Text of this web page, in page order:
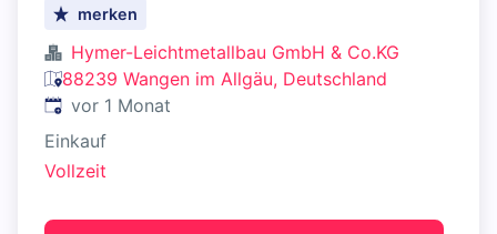
merken
Hymer-Leichtmetallbau GmbH & Co.KG
88239 Wangen im Allgäu, Deutschland
Veröffentlicht:
vor 1 Monat
Einkauf
Vollzeit